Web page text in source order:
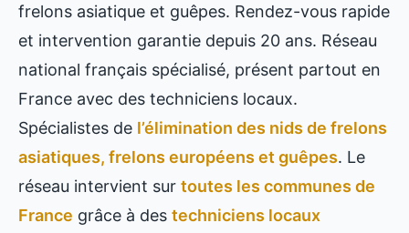
frelons asiatique et guêpes. Rendez-vous rapide
et intervention garantie depuis 20 ans. Réseau
national français spécialisé, présent partout en
France avec des techniciens locaux.
Spécialistes de l’élimination des nids de frelons
asiatiques, frelons européens et guêpes. Le
réseau intervient sur toutes les communes de
France grâce à des techniciens locaux